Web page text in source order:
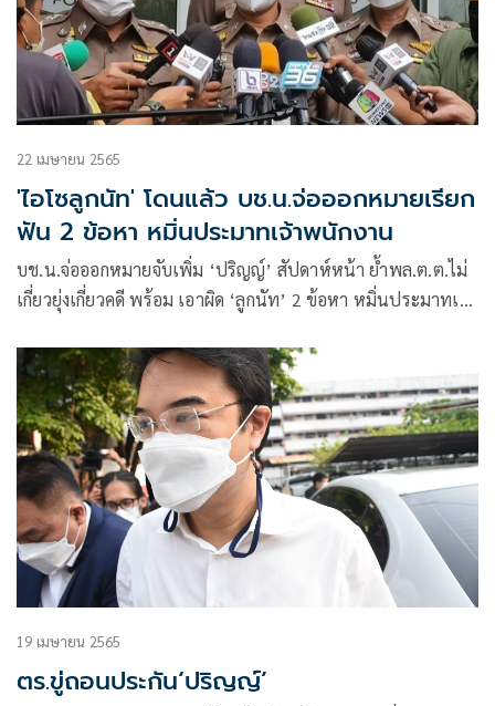
22 เมษายน 2565
'ไอโซลูกนัท' โดนแล้ว บช.น.จ่อออกหมายเรียก
ฟัน 2 ข้อหา หมิ่นประมาทเจ้าพนักงาน
บช.น.จ่อออกหมายจับเพิ่ม ‘ปริญญ์’ สัปดาห์หน้า ย้ำพล.ต.ต.ไม่
เกี่ยวยุ่งเกี่ยวคดี พร้อม เอาผิด ‘ลูกนัท’ 2 ข้อหา หมิ่นประมาทเจ้า
19 เมษายน 2565
ตร.ขู่ถอนประกัน‘ปริญญ์’